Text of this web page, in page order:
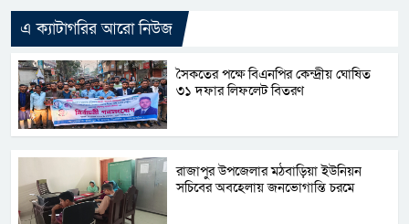
এ ক্যাটাগরির আরো নিউজ
সৈকতের পক্ষে বিএনপির কেন্দ্রীয় ঘোষিত
৩১ দফার লিফলেট বিতরণ
রাজাপুর উপজেলার মঠবাড়িয়া ইউনিয়ন
সচিবের অবহেলায় জনভোগান্তি চরমে